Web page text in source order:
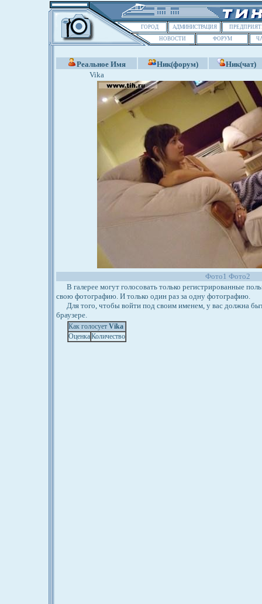
ГОРОД АДМИНИСТРАЦИЯ
НОВОСТИ
ФОРУМ
Реальное Имя Ник(форум)
Ник(чат)
Vika
Фото1 Фото2
В галерее могут голосовать только регистрированные
свою фотографию. И только один раз за одну фотографию.
Для того, чтобы войти под своим именем, у вас должна
браузере.
Как голосует Vika
ОценкаКоличество